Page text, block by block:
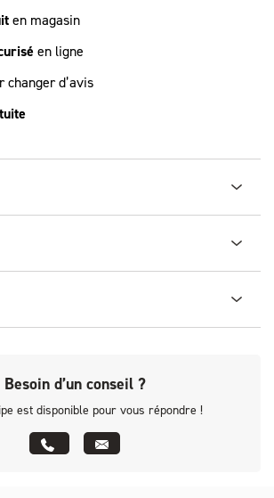
en magasin
en ligne
changer d’avis
Besoin d’un conseil ?
est disponible pour vous répondre !